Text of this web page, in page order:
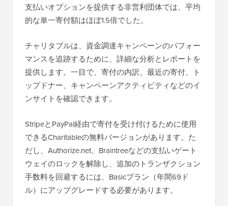
支払いオプションを提供する非営利団体では、平均
的な単一寄付額はほぼ1.5倍でした。
チャリタブルは、資金調達キャンペーンのパフォー
マンスを追跡するために、詳細な分析とレポートを
提供します。一目で、寄付の内訳、最近の寄付、ト
ップドナー、キャンペーンアクティビティなどのイ
ンサイトを確認できます。
StripeとPayPal経由で寄付を受け付けるために使用
できるCharitableの無料バージョンがあります。た
だし、Authorize.net、Braintreeなどの支払いゲート
ウェイのロックを解除し、追加のトランザクション
手数料を回避するには、Basicプラン（年間69ド
ル）にアップグレードする必要があります。